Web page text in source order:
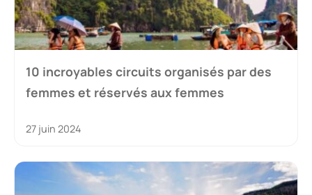
10 incroyables circuits organisés par des
femmes et réservés aux femmes
27 juin 2024